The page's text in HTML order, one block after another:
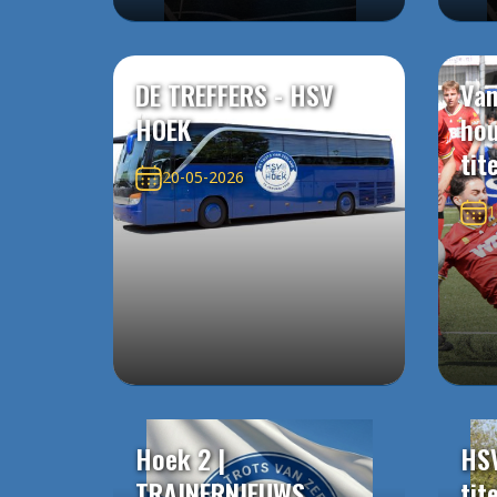
DE TREFFERS - HSV
HOEK
20-05-2026
Hoek 2 |